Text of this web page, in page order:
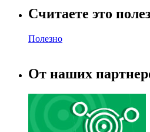
Считаете это
Полезно
От наших